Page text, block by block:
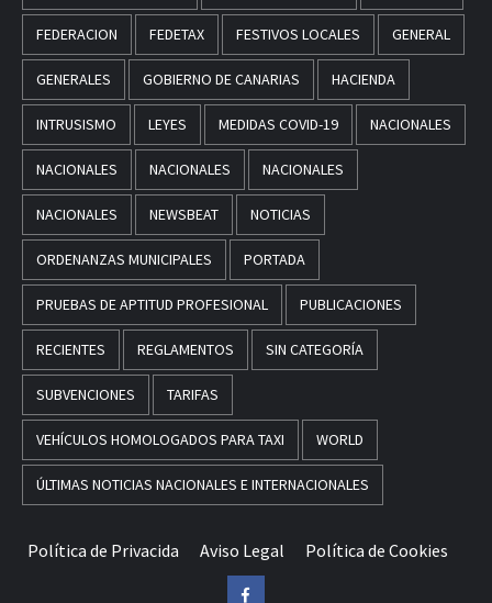
FEDERACION FEDETAX FESTIVOS LOCALES GENERAL
GENERALES GOBIERNO DE CANARIAS HACIENDA
INTRUSISMO LEYES MEDIDAS COVID-19 NACIONALES
NACIONALES NACIONALES NACIONALES
NACIONALES NEWSBEAT NOTICIAS
ORDENANZAS MUNICIPALES PORTADA
PRUEBAS DE APTITUD PROFESIONAL PUBLICACIONES
RECIENTES REGLAMENTOS SIN CATEGORÍA
SUBVENCIONES TARIFAS
VEHÍCULOS HOMOLOGADOS PARA TAXI WORLD
ÚLTIMAS NOTICIAS NACIONALES E INTERNACIONALES
Política de Privacida Aviso Legal Política de Cookies
Facebook